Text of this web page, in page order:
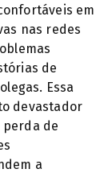
em
nas redes
de
Essa
devastador
perda de
a